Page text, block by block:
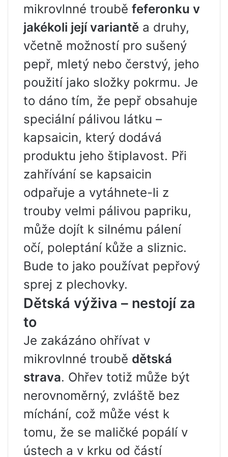
mikrovlnné troubě feferonku v
jakékoli její variantě a druhy,
včetně možností pro sušený
pepř, mletý nebo čerstvý, jeho
použití jako složky pokrmu. Je
to dáno tím, že pepř obsahuje
speciální pálivou látku –
kapsaicin, který dodává
produktu jeho štiplavost. Při
zahřívání se kapsaicin
odpařuje a vytáhnete-li z
trouby velmi pálivou papriku,
může dojít k silnému pálení
očí, poleptání kůže a sliznic.
Bude to jako používat pepřový
sprej z plechovky.
Dětská výživa – nestojí za
to
Je zakázáno ohřívat v
mikrovlnné troubě dětská
strava. Ohřev totiž může být
nerovnoměrný, zvláště bez
míchání, což může vést k
tomu, že se maličké popálí v
ústech a v krku od částí